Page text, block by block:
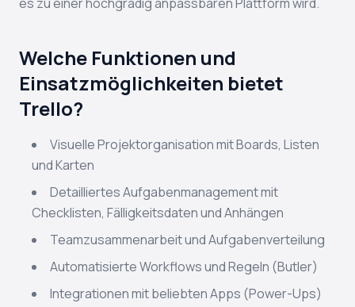
Welche Funktionen und
Einsatzmöglichkeiten bietet
Trello?
Visuelle Projektorganisation mit Boards, Listen
und Karten
Detailliertes Aufgabenmanagement mit
Checklisten, Fälligkeitsdaten und Anhängen
Teamzusammenarbeit und Aufgabenverteilung
Automatisierte Workflows und Regeln (Butler)
Integrationen mit beliebten Apps (Power-Ups)